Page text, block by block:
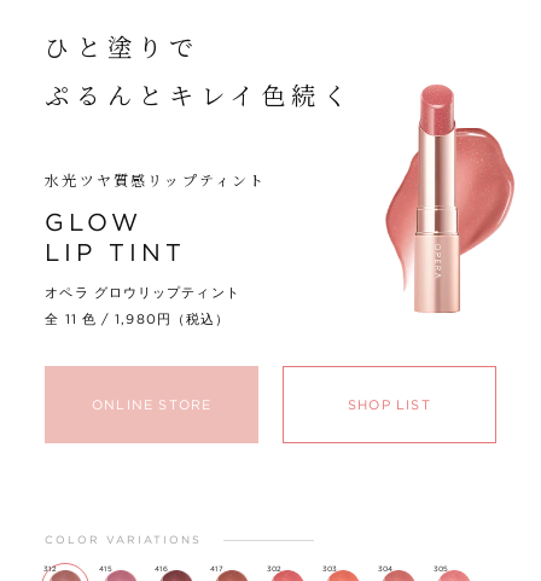
ひと塗りで
ぷるんとキレイ色続く
水光ツヤ質感リップティント
GLOW
LIP TINT
オペラ グロウリップティント
全 11 色 / 1,980円（税込）
ONLINE STORE SHOP LIST
COLOR VARIATIONS
312 415 416 417 302 303 304 305